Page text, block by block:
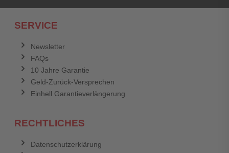
SERVICE
Newsletter
FAQs
10 Jahre Garantie
Geld-Zurück-Versprechen
Einhell Garantieverlängerung
RECHTLICHES
Datenschutzerklärung